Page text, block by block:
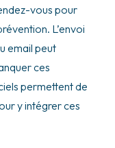
vous pour
L’envoi
email peut
ces
permettent de
y intégrer ces